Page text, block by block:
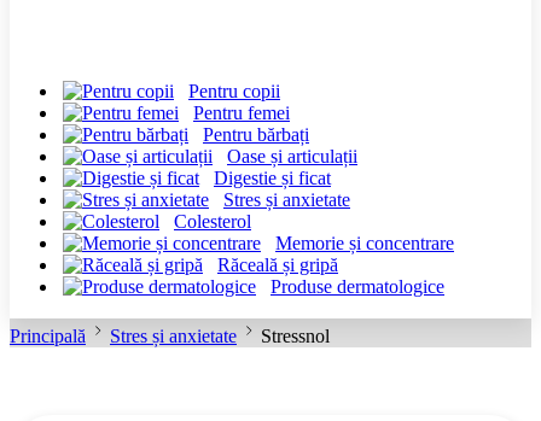
Pentru copii
Pentru femei
Pentru bărbați
Oase și articulații
Digestie și ficat
Stres și anxietate
Colesterol
Memorie și concentrare
Răceală și gripă
Produse dermatologice
Principală Stres și anxietate Stressnol